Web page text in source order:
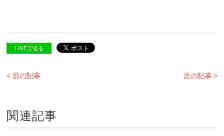
LINEで送る
< 前の記事 次の記事 >
関連記事